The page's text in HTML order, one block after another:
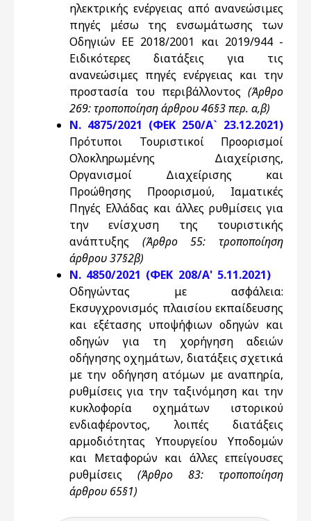
ηλεκτρικής ενέργειας από ανανεώσιμες
πηγές μέσω της ενσωμάτωσης των
Οδηγιών ΕΕ 2018/2001 και 2019/944 -
Ειδικότερες διατάξεις για τις
ανανεώσιμες πηγές ενέργειας και την
προστασία του περιβάλλοντος (Άρθρο
269: τροποποίηση άρθρου 46§3 περ. α,β)
Ν. 4875/2021 (ΦΕΚ 250/Α` 23.12.2021)
Πρότυποι Τουριστικοί Προορισμοί
Ολοκληρωμένης Διαχείρισης,
Οργανισμοί Διαχείρισης και
Προώθησης Προορισμού, Ιαματικές
Πηγές Ελλάδας και άλλες ρυθμίσεις για
την ενίσχυση της τουριστικής
ανάπτυξης (Άρθρο 55: τροποποίηση
άρθρου 37§2β)
Ν. 4850/2021 (ΦΕΚ 208/Α' 5.11.2021)
Οδηγώντας με ασφάλεια:
Εκσυγχρονισμός πλαισίου εκπαίδευσης
και εξέτασης υποψήφιων οδηγών και
οδηγών για τη χορήγηση αδειών
οδήγησης οχημάτων, διατάξεις σχετικά
με την οδήγηση ατόμων με αναπηρία,
ρυθμίσεις για την ταξινόμηση και την
κυκλοφορία οχημάτων ιστορικού
ενδιαφέροντος, λοιπές διατάξεις
αρμοδιότητας Υπουργείου Υποδομών
και Μεταφορών και άλλες επείγουσες
ρυθμίσεις (Άρθρο 83: τροποποίηση
άρθρου 65§1)